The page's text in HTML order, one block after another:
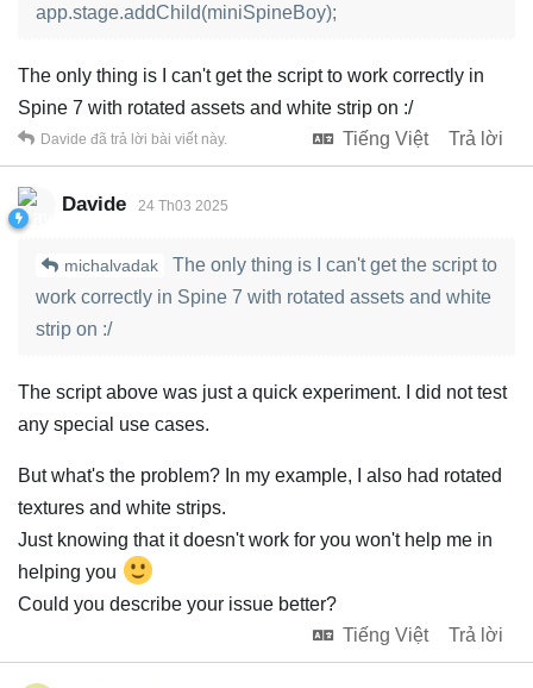
app.stage.addChild(miniSpineBoy);
The only thing is I can't get the script to work correctly in
Spine 7 with rotated assets and white strip on :/
Tiếng Việt
Trả lời
Davide đã trả lời bài viết này.
Davide 24 Th03 2025
michalvadak
The only thing is I can't get the script to
work correctly in Spine 7 with rotated assets and white
strip on :/
The script above was just a quick experiment. I did not test
any special use cases.
But what's the problem? In my example, I also had rotated
textures and white strips.
Just knowing that it doesn't work for you won't help me in
helping you
Could you describe your issue better?
Tiếng Việt
Trả lời